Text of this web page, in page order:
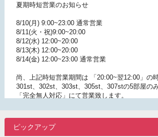
夏期時短営業のお知らせ
8/10(月) 9:00~23:00 通常営業
8/11(火・祝)9:00~20:00
8/12(水) 12:00~20:00
8/13(木) 12:00~20:00
8/14(金) 12:00~23:00 通常営業
尚、上記時短営業期間は 「20:00~翌12:00」の
301st、302st、303st、305st、307stの5部屋の
「完全無人対応」にて営業致します。
予約サイト「スタジオル」サウンドスタジオM小
https://studi-ol.com/shop/751
ピックアップ